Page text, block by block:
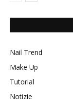
Nail Trend
Make Up
Tutorial
Notizie